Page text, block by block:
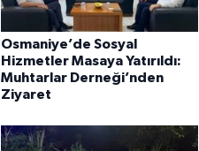
Osmaniye’de Sosyal
Hizmetler Masaya Yatırıldı:
Muhtarlar Derneği’nden
Ziyaret